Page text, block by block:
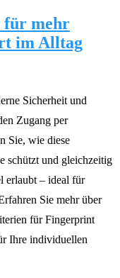
mehr
im Alltag
Sicherheit und
Zugang per
Sie, wie diese
schützt und gleichzeitig
erlaubt – ideal für
Sie mehr über
für Fingerprint
Ihre individuellen